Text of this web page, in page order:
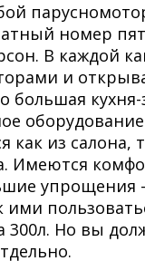
номер
В каждой
и
большая
как из
Имеются
ими
300л. Но вы